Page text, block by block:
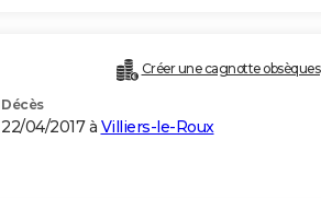
Créer une cagnotte obsèques
Décès
22/04/2017 à Villiers-le-Roux